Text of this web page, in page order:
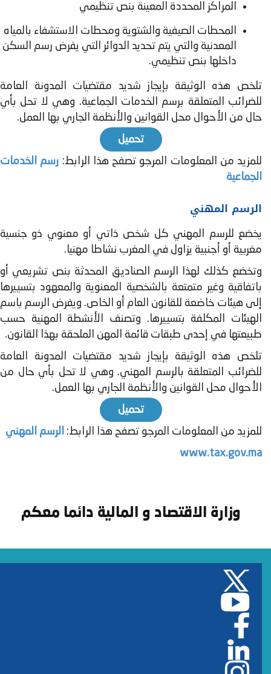
المراكز المحددة المعينة بنص تنظيمي
المحطات الصيفية والشتوية ومحطات الاستشفاء بالمياه
المعدنية والتي يتم تحديد الدوائر التي يفرض رسم السكن
داخلها بنص تنظيمي.
تلخص هذه الوثيقة بإيجاز شديد مقتضيات المدونة العامة
للضرائب المتعلقة برسم الخدمات الجماعية. وهي لا تحل بأي
حال من الأحوال محل القوانين والأنظمة الجاري بها العمل.
تحميل
للمزيد من المعلومات المرجو تصفح هذا الرابط: رسم الخدمات
الجماعية
الرسم المهني
يخضع للرسم المهني كل شخص ذاتي أو معنوي ذو جنسية
مغربية أو أجنبية يزاول في المغرب نشاطا مهنيا.
وتخضع كذلك لهذا الرسم الصناديق المحدثة بنص تشريعي أو
باتفاقية وغير متمتعة بالشخصية المعنوية والمعهود بتسييرها
إلى هيئات خاضعة للقانون العام أو الخاص. ويفرض الرسم باسم
الهيئات المكلفة بتسييرها. وتصنف الأنشطة المهنية حسب
طبيعتها في إحدى طبقات قائمة المهن الملحقة بهذا القانون.
تلخص هذه الوثيقة بإيجاز شديد مقتضيات المدونة العامة
للضرائب المتعلقة بالرسم المهني. وهي لا تحل بأي حال من
الأحوال محل القوانين والأنظمة الجاري بها العمل.
تحميل
للمزيد من المعلومات المرجو تصفح هذا الرابط: الرسم المهني
www.tax.gov.ma
وزارة الاقتصاد و المالية دائما معكم